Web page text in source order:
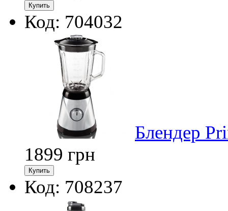
Код: 704032
Блендер
1899 грн
Код: 708237